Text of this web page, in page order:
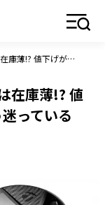
「Qi10フェアウェイウッド」は在庫薄!? 値下げが始まって約1ヶ月！ もう迷っている暇はないかも？
在庫薄!? 値
っている